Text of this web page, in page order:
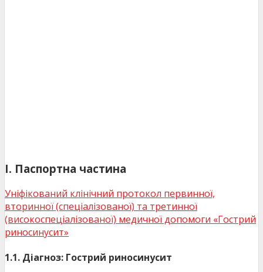
І. Паспортна частина
Уніфікований клінічний протокол первинної,
вторинної (спеціалізованої) та третинної
(високоспеціалізованої) медичної допомоги «Гострий
риносинусит»
1.1. Діагноз: Гострий риносинусит